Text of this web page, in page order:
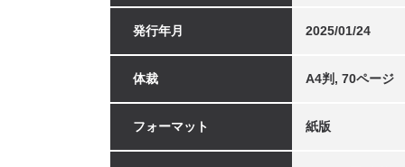
発行年月 2025/01/24
体裁 A4判, 70ページ
フォーマット 紙版